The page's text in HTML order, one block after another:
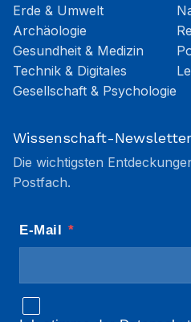
Erde & Umwelt
Archäologie
Gesundheit & Medizin
Technik & Digitales
Gesellschaft & Psychologie
Wissenschaft-Newsletter
Die wichtigsten
Postfach.